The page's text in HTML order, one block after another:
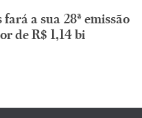
a sua 28ª emissão
de R$ 1,14 bi